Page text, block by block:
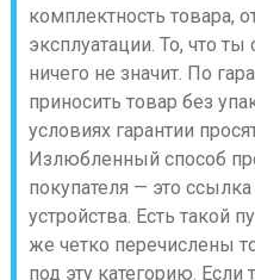
комплектность товара,
эксплуатации. То, что
ничего не значит. По
приносить товар без
условиях гарантии
Излюбленный способ
покупателя — это
устройства. Есть такой
же четко перечислены
под эту категорию. Если